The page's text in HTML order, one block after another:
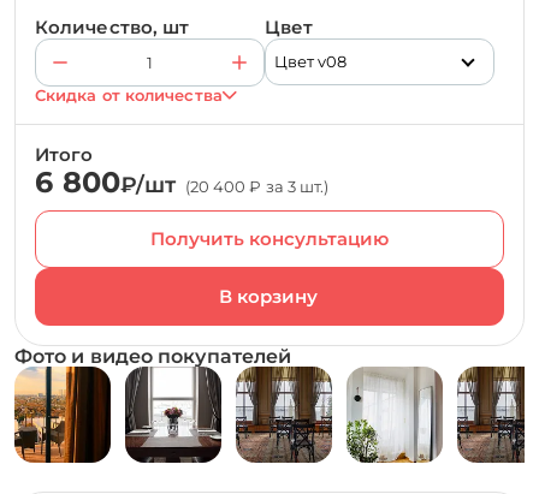
Количество, шт Цвет
Цвет v08
Скидка от количества
Итого
6 800₽/шт (20 400 ₽ за 3 шт.)
Получить консультацию
Фото и видео покупателей